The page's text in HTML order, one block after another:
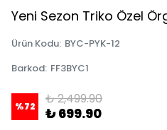
Yeni Sezon Triko Özel
Ürün Kodu: BYC-PYK-12
Barkod: FF3BYC1
%72 ₺ 2,499.90
₺ 699.90